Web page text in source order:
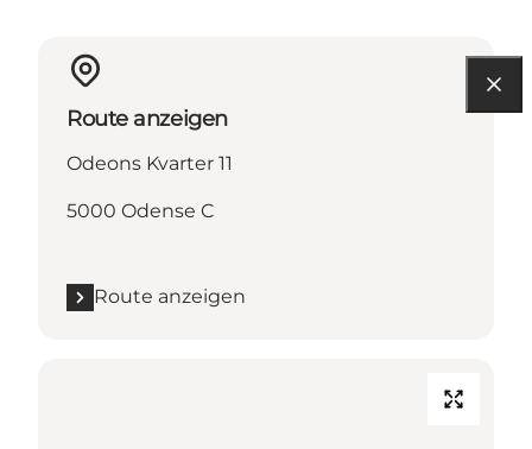
Route anzeigen
Odeons Kvarter 11
5000 Odense C
Route anzeigen